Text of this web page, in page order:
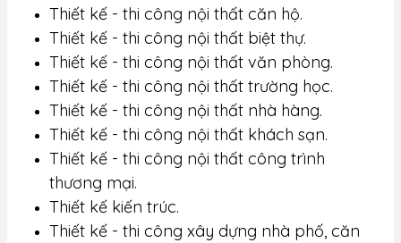
Thiết kế - thi công nội thất căn hộ.
Thiết kế - thi công nội thất biệt thự.
Thiết kế - thi công nội thất văn phòng.
Thiết kế - thi công nội thất trường học.
Thiết kế - thi công nội thất nhà hàng.
Thiết kế - thi công nội thất khách sạn.
Thiết kế - thi công nội thất công trình
thương mại.
Thiết kế kiến trúc.
Thiết kế - thi công xây dựng nhà phố, căn